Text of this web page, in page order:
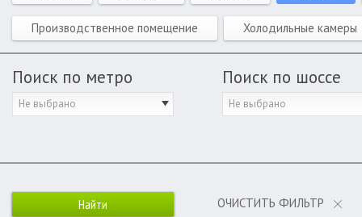
Производственное помещение Холодильные камеры
Поиск по метро
Не выбрано
Поиск по шоссе
Не выбрано
ОЧИСТИТЬ ФИЛЬТР